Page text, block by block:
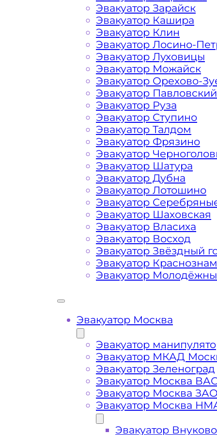
Расчет стоимости эвакуатора за
в каждом конкретном случае
всегда готова порадовать
На стоимость эвакуации
Габариты, вес и тип
Заказанный эвакуатор
платформой
Маршрут от места вызова
Алтуфьевского шоссе
Затрудняющие факторы –
передач (АКПП)
Сложная эвакуация при аварии,
Эвакуатор Зарайск
Эвакуатор Кашира
Эвакуатор Клин
Эвакуатор Лосино-
Эвакуатор Луховицы
Эвакуатор Можайск
Эвакуатор Орехово-
Эвакуатор
Эвакуатор Руза
Эвакуатор Ступино
Эвакуатор Талдом
Эвакуатор Фрязино
Эвакуатор
Эвакуатор Шатура
Эвакуатор Дубна
Эвакуатор Лотошино
Эвакуатор
Эвакуатор Шаховская
Эвакуатор Власиха
Эвакуатор Восход
Эвакуатор Звёздный
Эвакуатор
Эвакуатор
Эвакуатор Москва
Эвакуатор
Эвакуатор МКАД
Эвакуатор Зеленоград
Эвакуатор Москва
Эвакуатор Москва
Эвакуатор Москва
Эвакуатор Внуково